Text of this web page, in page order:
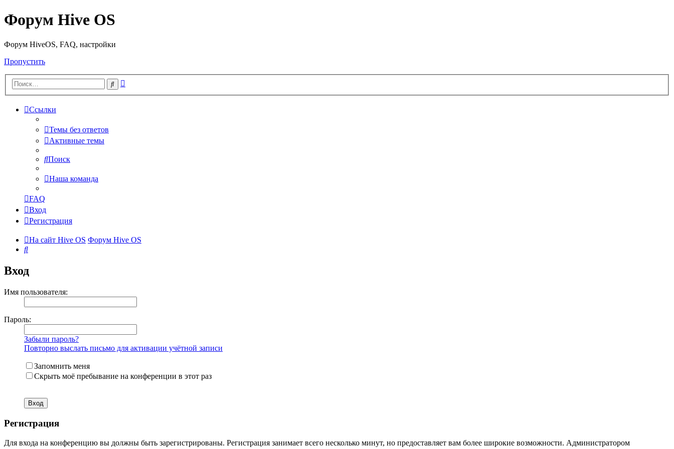
Форум Hive OS
Форум HiveOS, FAQ, настройки
Пропустить
Поиск
Ссылки
Темы без ответов
Активные темы
Поиск
Наша команда
FAQ
Вход
Регистрация
На сайт Hive OS Форум Hive OS
Поиск
Вход
Имя пользователя:
Пароль:
Забыли пароль?
Повторно выслать письмо для активации учётной записи
Запомнить меня
Скрыть моё пребывание на конференции в этот раз
Регистрация
Для входа на конференцию вы должны быть зарегистрированы. Регистрация занимает всего несколько минут, но предоставляет вам более широкие возможности. Администратором